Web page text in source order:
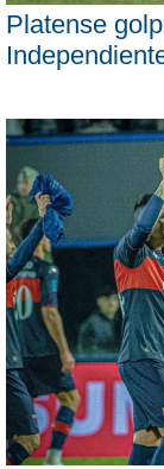
Platense